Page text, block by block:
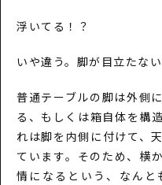
浮いてる！？
いや違う。脚が目立たな
普通テーブルの脚は外側
る、もしくは箱自体を構
れは脚を内側に付けて、
ています。そのため、横
情になるという、なんと